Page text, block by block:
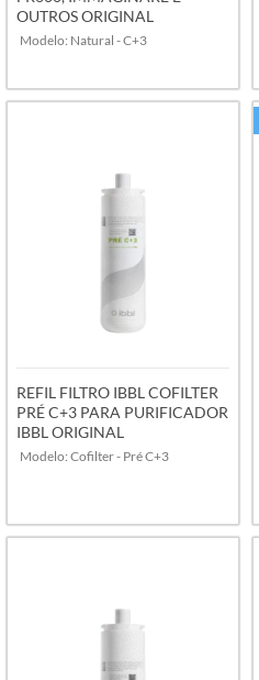
OUTROS ORIGINAL
Modelo: Natural - C+3
REFIL FILTRO IBBL COFILTER
PRÉ C+3 PARA PURIFICADOR
IBBL ORIGINAL
Modelo: Cofilter - Pré C+3